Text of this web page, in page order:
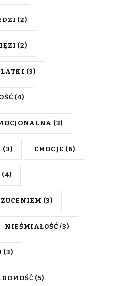
(2)
(2)
(3)
(4)
(3)
(3) EMOCJE (6)
(4)
(3)
NIEŚMIAŁOŚĆ (3)
(3)
(5)